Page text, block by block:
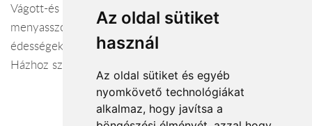
Az oldal sütiket
használ
Az oldal sütiket és egyéb
nyomkövető technológiákat
alkalmaz, hogy javítsa a
Vágott-és cserepes virágok,koszorúk, sírcsokrok,
menyasszonyi csokrok, alkalmi díszek, ajándéktárgyak és
édességek széles kínálatával várjuk kedves vásárlóinkat!
Házhoz szállítást vállalunk! Ha virág , akkor : FRÉZIA!!!!